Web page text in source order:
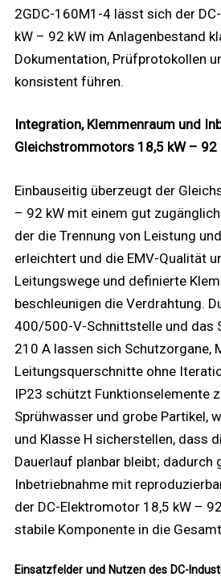
2GDC-160M1-4 lässt sich der
kW – 92 kW im Anlagenbestand
Dokumentation, Prüfprotokollen
konsistent führen.
Integration, Klemmenraum und
Gleichstrommotors 18,5 kW – 92
Einbauseitig überzeugt der
– 92 kW mit einem gut
der die Trennung von Leistung
erleichtert und die EMV-Qualität
Leitungswege und definierte
beschleunigen die Verdrahtung.
400/500-V-Schnittstelle und das
210 A lassen sich Schutzorgane,
Leitungsquerschnitte ohne
IP23 schützt Funktionselemente
Sprühwasser und grobe Partikel,
und Klasse H sicherstellen, dass
Dauerlauf planbar bleibt; dadurch
Inbetriebnahme mit
der DC-Elektromotor 18,5 kW –
stabile Komponente in die
Einsatzfelder und Nutzen des DC-